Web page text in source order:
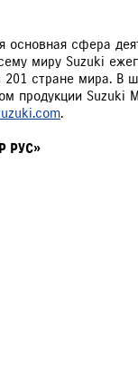
основная сфера
миру Suzuki
201 стране мира.
продукции Suzuki
.
РУС»